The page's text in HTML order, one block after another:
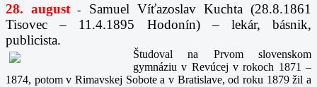
28. august -
Samuel Víťazoslav Kuchta (28.8.1861
Tisovec – 11.4.1895 Hodonín) – lekár, básnik,
publicista.
Študoval na Prvom slovenskom
gymnáziu v Revúcej v rokoch 1871 –
1874, potom v Rimavskej Sobote a v Bratislave, od roku 1879 žil a